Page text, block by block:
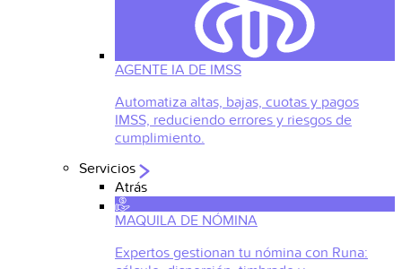
AGENTE IA DE IMSS
Automatiza altas, bajas, cuotas y pagos
IMSS, reduciendo errores y riesgos de
cumplimiento.
Servicios
Atrás
MAQUILA DE NÓMINA
Expertos gestionan tu nómina con Runa: